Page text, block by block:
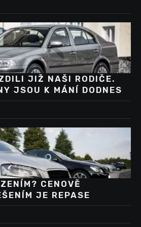
JIŽ NAŠI RODIČE.
JSOU K MÁNÍ DODNES
CENOVĚ
JE REPASE